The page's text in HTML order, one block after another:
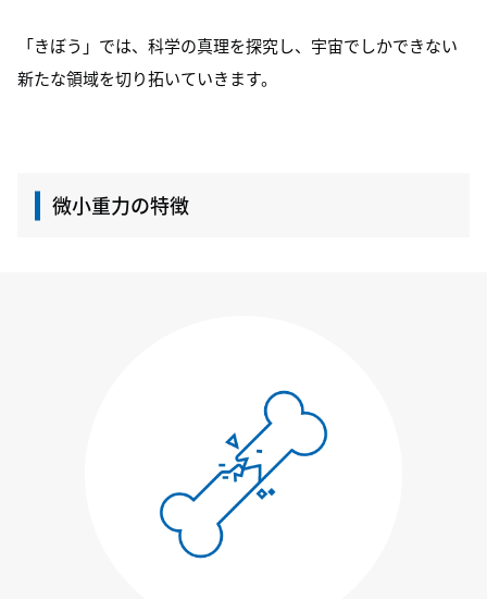
「きぼう」では、科学の真理を探究し、宇宙でしかできない
新たな領域を切り拓いていきます。
微小重力の特徴